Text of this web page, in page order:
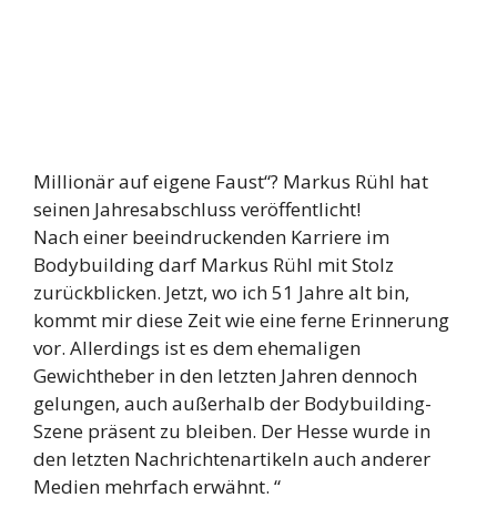
Millionär auf eigene Faust“? Markus Rühl hat
seinen Jahresabschluss veröffentlicht!
Nach einer beeindruckenden Karriere im
Bodybuilding darf Markus Rühl mit Stolz
zurückblicken. Jetzt, wo ich 51 Jahre alt bin,
kommt mir diese Zeit wie eine ferne Erinnerung
vor. Allerdings ist es dem ehemaligen
Gewichtheber in den letzten Jahren dennoch
gelungen, auch außerhalb der Bodybuilding-
Szene präsent zu bleiben. Der Hesse wurde in
den letzten Nachrichtenartikeln auch anderer
Medien mehrfach erwähnt. “